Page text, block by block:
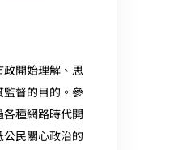
開始理解、思
督的目的。參
種網路時代開
民關心政治的